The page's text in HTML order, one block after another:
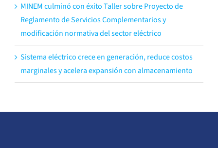
MINEM culminó con éxito Taller sobre Proyecto de
Reglamento de Servicios Complementarios y
modificación normativa del sector eléctrico
Sistema eléctrico crece en generación, reduce costos
marginales y acelera expansión con almacenamiento